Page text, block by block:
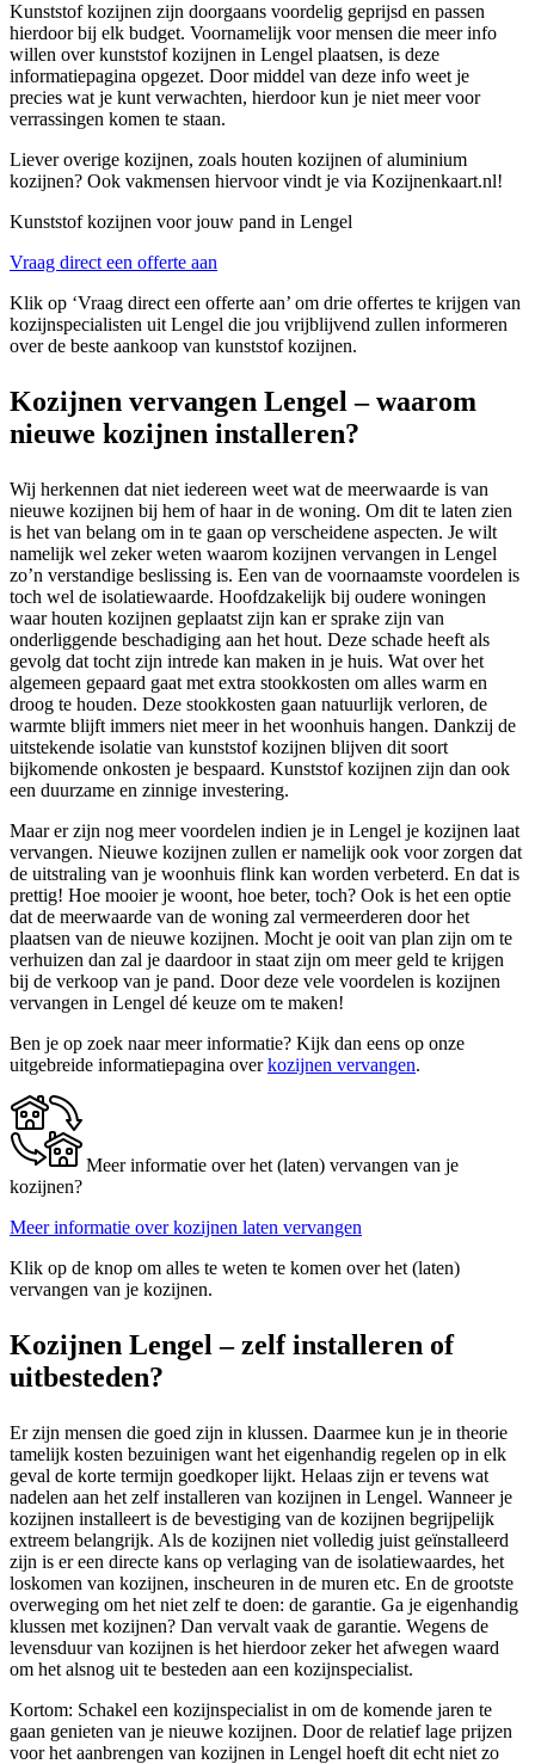
Kunststof kozijnen zijn doorgaans voordelig geprijsd en passen
hierdoor bij elk budget. Voornamelijk voor mensen die meer info
willen over kunststof kozijnen in Lengel plaatsen, is deze
informatiepagina opgezet. Door middel van deze info weet je
precies wat je kunt verwachten, hierdoor kun je niet meer voor
verrassingen komen te staan.
Liever overige kozijnen, zoals houten kozijnen of aluminium
kozijnen? Ook vakmensen hiervoor vindt je via Kozijnenkaart.nl!
Kunststof kozijnen voor jouw pand in Lengel
Vraag direct een offerte aan
Klik op ‘Vraag direct een offerte aan’ om drie offertes te krijgen van
kozijnspecialisten uit Lengel die jou vrijblijvend zullen informeren
over de beste aankoop van kunststof kozijnen.
Kozijnen vervangen Lengel – waarom
nieuwe kozijnen installeren?
Wij herkennen dat niet iedereen weet wat de meerwaarde is van
nieuwe kozijnen bij hem of haar in de woning. Om dit te laten zien
is het van belang om in te gaan op verscheidene aspecten. Je wilt
namelijk wel zeker weten waarom kozijnen vervangen in Lengel
zo’n verstandige beslissing is. Een van de voornaamste voordelen is
toch wel de isolatiewaarde. Hoofdzakelijk bij oudere woningen
waar houten kozijnen geplaatst zijn kan er sprake zijn van
onderliggende beschadiging aan het hout. Deze schade heeft als
gevolg dat tocht zijn intrede kan maken in je huis. Wat over het
algemeen gepaard gaat met extra stookkosten om alles warm en
droog te houden. Deze stookkosten gaan natuurlijk verloren, de
warmte blijft immers niet meer in het woonhuis hangen. Dankzij de
uitstekende isolatie van kunststof kozijnen blijven dit soort
bijkomende onkosten je bespaard. Kunststof kozijnen zijn dan ook
een duurzame en zinnige investering.
Maar er zijn nog meer voordelen indien je in Lengel je kozijnen laat
vervangen. Nieuwe kozijnen zullen er namelijk ook voor zorgen dat
de uitstraling van je woonhuis flink kan worden verbeterd. En dat is
prettig! Hoe mooier je woont, hoe beter, toch? Ook is het een optie
dat de meerwaarde van de woning zal vermeerderen door het
plaatsen van de nieuwe kozijnen. Mocht je ooit van plan zijn om te
verhuizen dan zal je daardoor in staat zijn om meer geld te krijgen
bij de verkoop van je pand. Door deze vele voordelen is kozijnen
vervangen in Lengel dé keuze om te maken!
Ben je op zoek naar meer informatie? Kijk dan eens op onze
uitgebreide informatiepagina overkozijnen vervangen.
Meer informatie over het (laten) vervangen van je
kozijnen?
Meer informatie over kozijnen laten vervangen
Klik op de knop om alles te weten te komen over het (laten)
vervangen van je kozijnen.
Kozijnen Lengel – zelf installeren of
uitbesteden?
Er zijn mensen die goed zijn in klussen. Daarmee kun je in theorie
tamelijk kosten bezuinigen want het eigenhandig regelen op in elk
geval de korte termijn goedkoper lijkt. Helaas zijn er tevens wat
nadelen aan het zelf installeren van kozijnen in Lengel. Wanneer je
kozijnen installeert is de bevestiging van de kozijnen begrijpelijk
extreem belangrijk. Als de kozijnen niet volledig juist geïnstalleerd
zijn is er een directe kans op verlaging van de isolatiewaardes, het
loskomen van kozijnen, inscheuren in de muren etc. En de grootste
overweging om het niet zelf te doen: de garantie. Ga je eigenhandig
klussen met kozijnen? Dan vervalt vaak de garantie. Wegens de
levensduur van kozijnen is het hierdoor zeker het afwegen waard
om het alsnog uit te besteden aan een kozijnspecialist.
Kortom: Schakel een kozijnspecialist in om de komende jaren te
gaan genieten van je nieuwe kozijnen. Door de relatief lage prijzen
voor het aanbrengen van kozijnen in Lengel hoeft dit echt niet zo